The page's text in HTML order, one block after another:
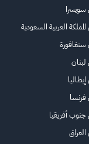
سويسرا
العربية السعودية
سنغافورة
فرنسا
جنوب أفريقيا